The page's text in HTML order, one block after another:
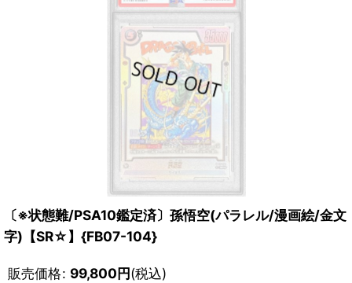
〔※状態難/PSA10鑑定済〕孫悟空(パラレル/漫画絵/金文
字)【SR☆】{FB07-104}
販売価格: 99,800円(税込)